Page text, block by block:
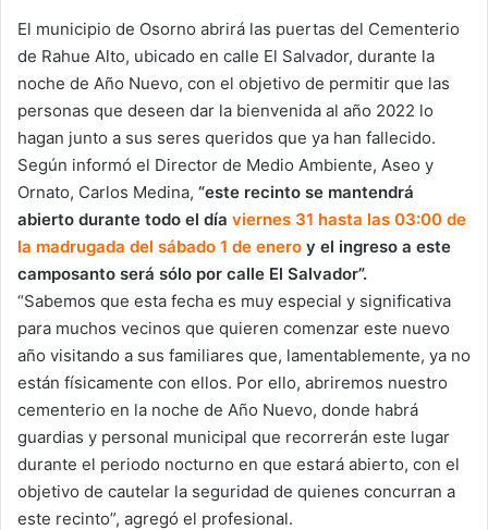
El municipio de Osorno abrirá las puertas del Cementerio
de Rahue Alto, ubicado en calle El Salvador, durante la
noche de Año Nuevo, con el objetivo de permitir que las
personas que deseen dar la bienvenida al año 2022 lo
hagan junto a sus seres queridos que ya han fallecido.
Según informó el Director de Medio Ambiente, Aseo y
Ornato, Carlos Medina, “este recinto se mantendrá
abierto durante todo el día viernes 31 hasta las 03:00 de
la madrugada del sábado 1 de enero y el ingreso a este
camposanto será sólo por calle El Salvador”.
“Sabemos que esta fecha es muy especial y significativa
para muchos vecinos que quieren comenzar este nuevo
año visitando a sus familiares que, lamentablemente, ya no
están físicamente con ellos. Por ello, abriremos nuestro
cementerio en la noche de Año Nuevo, donde habrá
guardias y personal municipal que recorrerán este lugar
durante el periodo nocturno en que estará abierto, con el
objetivo de cautelar la seguridad de quienes concurran a
este recinto”, agregó el profesional.